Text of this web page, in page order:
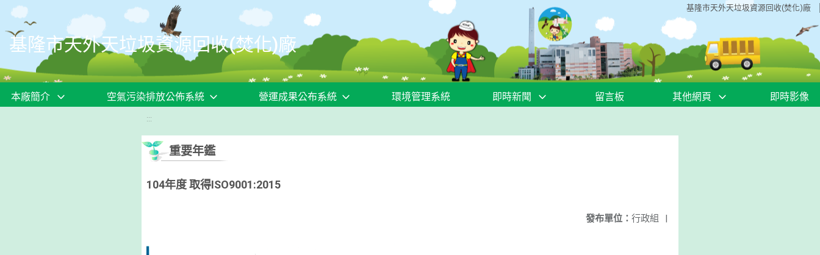
移至網頁之主要內容區位置 基隆市天外天垃圾資源回收(焚化)廠
基隆市天外天垃圾資源回收(焚化)廠
本廠簡介 空氣污染排放公佈系統 營運成果公布系統 環境管理系統 即時新聞 留言板 其他網頁 即時影像
:::
重要年鑑
104年度 取得ISO9001:2015
發布單位： 行政組 |